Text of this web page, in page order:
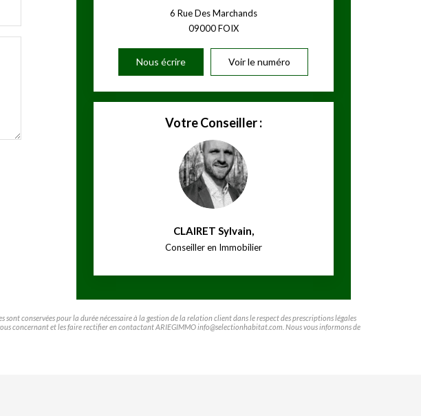
6 Rue Des Marchands
09000FOIX
Nous écrire Voir le numéro
Votre Conseiller :
CLAIRET Sylvain,
Conseiller en Immobilier
conservées pour la durée nécessaire à la gestion de la relation client dans le respect des prescriptions légales
concernant et les faire rectifier en contactant ARIEGIMMO info@selectionhabitat.com. Nous vous informons de